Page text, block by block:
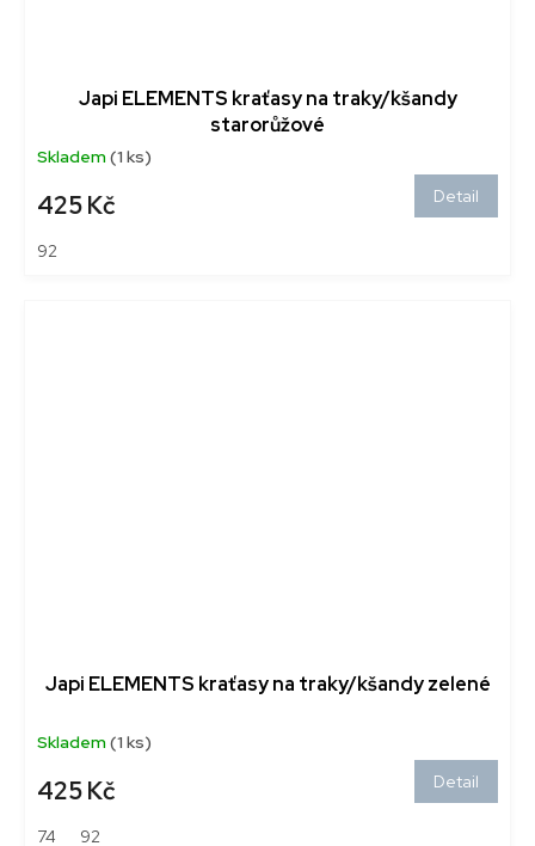
Japi ELEMENTS kraťasy na traky/kšandy
starorůžové
Skladem(1 ks)
425 Kč Detail
92
Japi ELEMENTS kraťasy na traky/kšandy zelené
Skladem(1 ks)
425 Kč Detail
74 92